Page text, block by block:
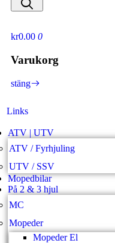
kr0.00 0
Varukorg
stäng
Links
ATV | UTV
ATV / Fyrhjuling
UTV / SSV
Mopedbilar
På 2 & 3 hjul
MC
Mopeder
Mopeder El